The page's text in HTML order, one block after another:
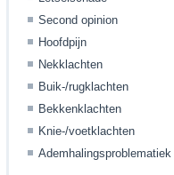
Second opinion
Hoofdpijn
Nekklachten
Buik-/rugklachten
Bekkenklachten
Knie-/voetklachten
Ademhalingsproblematiek